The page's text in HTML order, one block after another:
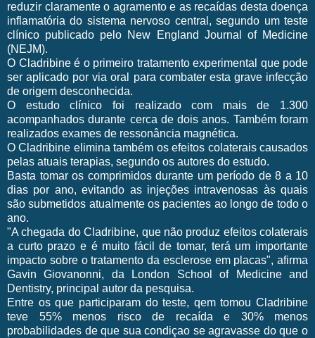
reduzir claramente o agramento e as recaídas desta doença
inflamatória do sistema nervoso central, segundo um teste
clínico publicado pelo New England Journal of Medicine
(NEJM).
O Cladribine é o primeiro tratamento experimental que pode
ser aplicado por via oral para combater esta grave infecção
de origem desconhecida.
O estudo clínico foi realizado com mais de 1.300
acompanhados durante cerca de dois anos. Também foram
realizados exames de ressonância magnética.
O Cladribine elimina também os efeitos colaterais causados
pelas atuais terapias, segundo os autores do estudo.
Basta tomar os comprimidos durante um período de 8 a 10
dias por ano, evitando as injeções intravenosas às quais
são submetidos atualmente os pacientes ao longo de todo o
ano.
"A chegada do Cladribine, que não produz efeitos colaterais
a curto prazo e é muito fácil de tomar, terá um importante
impacto sobre o tratamento da esclerose em placas", afirma
Gavin Giovanonni, da London School of Medicine and
Dentistry, principal autor da pesquisa.
Entre os que participaram do teste, qem tomou Cladribine
teve 55% menos risco de recaída e 30% menos
probabilidades de que sua condiçao se agravasse do que o